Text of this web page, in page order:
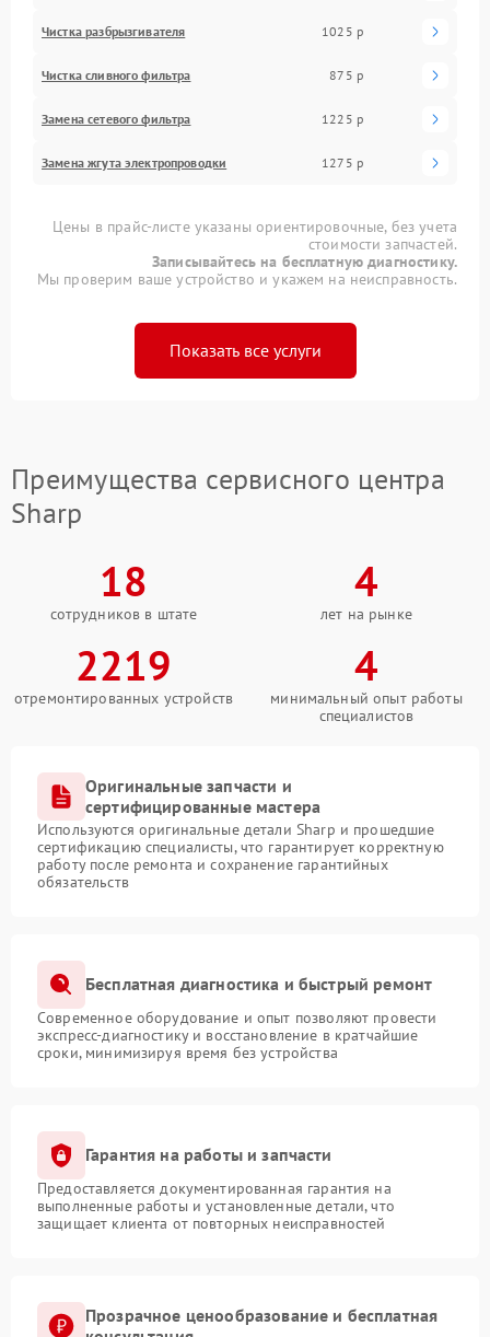
Чистка разбрызгивателя 1025 р
Чистка сливного фильтра 875 р
Замена сетевого фильтра 1225 р
Замена жгута электропроводки 1275 р
Цены в прайс-листе указаны ориентировочные, без учета
стоимости запчастей.
Записывайтесь на бесплатную диагностику.
Мы проверим ваше устройство и укажем на неисправность.
Показать все услуги
Преимущества сервисного центра
Sharp
18
сотрудников в штате
4
лет на рынке
2219
отремонтированных устройств
4
минимальный опыт работы
специалистов
Оригинальные запчасти и
сертифицированные мастера
Используются оригинальные детали Sharp и прошедшие
сертификацию специалисты, что гарантирует корректную
работу после ремонта и сохранение гарантийных
обязательств
Бесплатная диагностика и быстрый ремонт
Современное оборудование и опыт позволяют провести
экспресс-диагностику и восстановление в кратчайшие
сроки, минимизируя время без устройства
Гарантия на работы и запчасти
Предоставляется документированная гарантия на
выполненные работы и установленные детали, что
защищает клиента от повторных неисправностей
Прозрачное ценообразование и бесплатная